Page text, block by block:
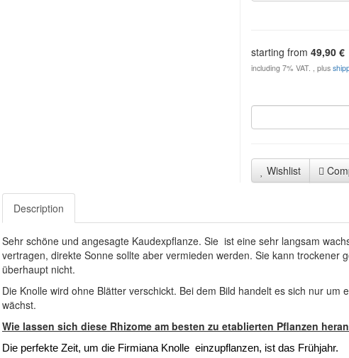
starting from 49,90 €
including 7% VAT. , plus
Wishlist
Description
Sehr schöne und angesagte Kaudexpflanze. Sie ist eine sehr langsam
vertragen, direkte Sonne sollte aber vermieden werden. Sie kann trockener
überhaupt nicht.
Die Knolle wird ohne Blätter verschickt. Bei dem Bild handelt es sich nur um
wächst.
Wie lassen sich diese Rhizome am besten zu etablierten Pflanzen
Die perfekte Zeit, um die Firmiana Knolle einzupflanzen, ist das Frühjahr.